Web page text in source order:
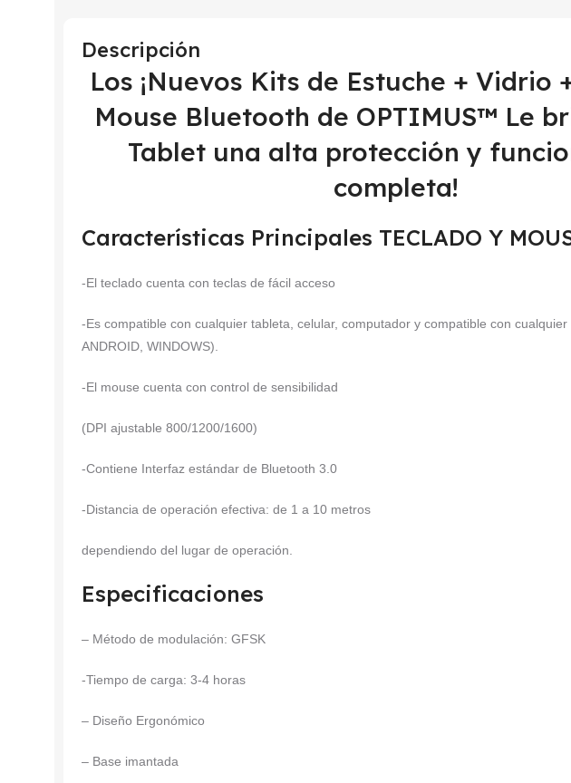
Descripción
Los ¡Nuevos Kits de Estuche + Vidrio
Mouse Bluetooth de OPTIMUS™ Le
Tablet una alta protección y
completa!
Características Principales TECLADO Y
-El teclado cuenta con teclas de fácil acceso
-Es compatible con cualquier tableta, celular, computador y compatible con cualquier
ANDROID, WINDOWS).
-El mouse cuenta con control de sensibilidad
(DPI ajustable 800/1200/1600)
-Contiene Interfaz estándar de Bluetooth 3.0
-Distancia de operación efectiva: de 1 a 10 metros
dependiendo del lugar de operación.
Especificaciones
– Método de modulación: GFSK
-Tiempo de carga: 3-4 horas
– Diseño Ergonómico
– Base imantada